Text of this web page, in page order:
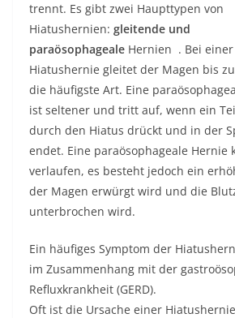
trennt. Es gibt zwei Haupttypen von
Hiatushernien: gleitende und
paraösophageale Hernien . Bei
Hiatushernie gleitet der Magen bis
die häufigste Art. Eine
ist seltener und tritt auf, wenn ein
durch den Hiatus drückt und in der
endet. Eine paraösophageale Hernie
verlaufen, es besteht jedoch ein
der Magen erwürgt wird und die
unterbrochen wird.
Ein häufiges Symptom der
im Zusammenhang mit der
Refluxkrankheit (GERD).
Oft ist die Ursache einer Hiatushernie